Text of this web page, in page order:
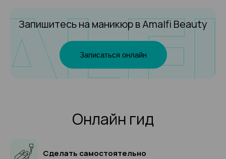
Запишитесь на маникюрв Amalfi Beauty
Записаться онлайн
Онлайн гид
Сделать самостоятельно